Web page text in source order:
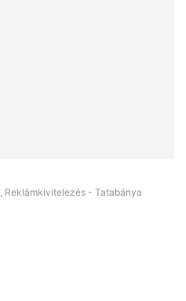
Reklámkivitelezés - Tatabánya